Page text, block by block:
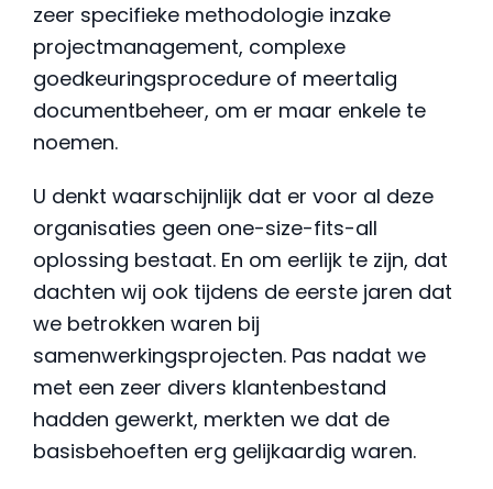
zeer specifieke methodologie inzake
projectmanagement, complexe
goedkeuringsprocedure of meertalig
documentbeheer, om er maar enkele te
noemen.
U denkt waarschijnlijk dat er voor al deze
organisaties geen one-size-fits-all
oplossing bestaat. En om eerlijk te zijn, dat
dachten wij ook tijdens de eerste jaren dat
we betrokken waren bij
samenwerkingsprojecten. Pas nadat we
met een zeer divers klantenbestand
hadden gewerkt, merkten we dat de
basisbehoeften erg gelijkaardig waren.